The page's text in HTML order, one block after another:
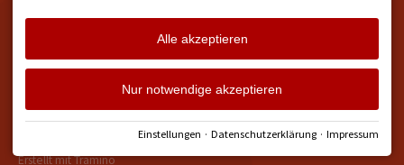
Instagram
Barrierefreiheit Vertrag widerrufen
Facebook Instagram Twitter
Erstellt mitTramino
Alle akzeptieren
Nur notwendige akzeptieren
Einstellungen · Datenschutzerklärung · Impressum